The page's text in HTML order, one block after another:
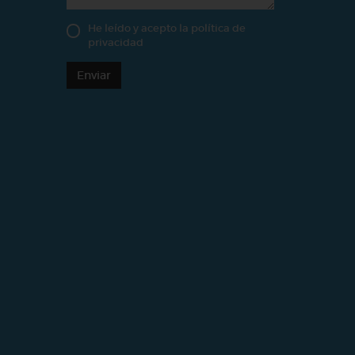
He leído y acepto la política de
privacidad
Enviar